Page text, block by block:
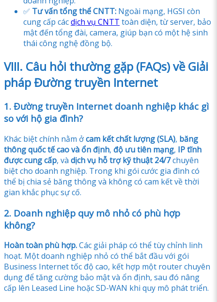
✅ Tư vấn tổng thể CNTT: Ngoài mạng, HGSI còn
cung cấp cácdịch vụ CNTT toàn diện, từ server, bảo
mật đến tổng đài, camera, giúp bạn có một hệ sinh
thái công nghệ đồng bộ.
VIII. Câu hỏi thường gặp (FAQs) về Giải
pháp Đường truyền Internet
1. Đường truyền Internet doanh nghiệp khác gì
so với hộ gia đình?
Khác biệt chính nằm ởcam kết chất lượng (SLA), băng
thông quốc tế cao và ổn định, độ ưu tiên mạng, IP tĩnh
được cung cấp, và dịch vụ hỗ trợ kỹ thuật 24/7chuyên
biệt cho doanh nghiệp. Trong khi gói cước gia đình có
thể bị chia sẻ băng thông và không có cam kết về thời
gian khắc phục sự cố.
2. Doanh nghiệp quy mô nhỏ có phù hợp
không?
Hoàn toàn phù hợp.Các giải pháp có thể tùy chỉnh linh
hoạt. Một doanh nghiệp nhỏ có thể bắt đầu với gói
Business Internet tốc độ cao, kết hợp một router chuyên
dụng để tăng cường bảo mật và ổn định, sau đó nâng
cấp lên Leased Line hoặc SD-WAN khi quy mô phát triển.